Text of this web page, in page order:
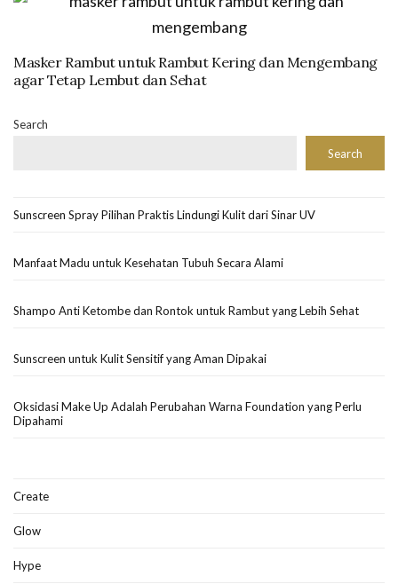
Masker Rambut untuk Rambut Kering dan Mengembang
agar Tetap Lembut dan Sehat
Search
Search
Sunscreen Spray Pilihan Praktis Lindungi Kulit dari Sinar UV
Manfaat Madu untuk Kesehatan Tubuh Secara Alami
Shampo Anti Ketombe dan Rontok untuk Rambut yang Lebih Sehat
Sunscreen untuk Kulit Sensitif yang Aman Dipakai
Oksidasi Make Up Adalah Perubahan Warna Foundation yang Perlu
Dipahami
Create
Glow
Hype